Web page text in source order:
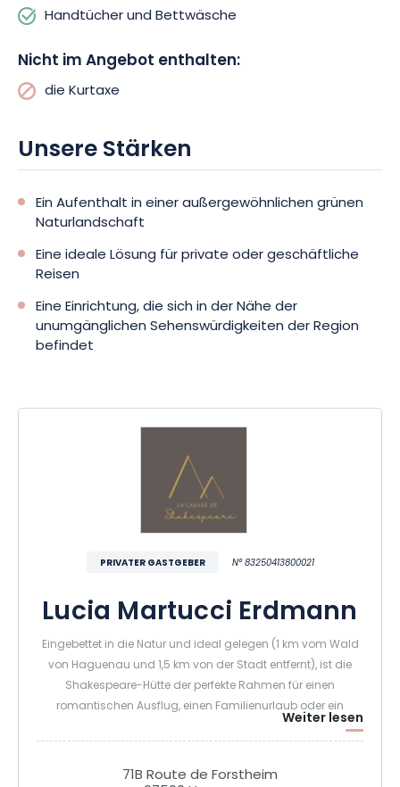
Handtücher und Bettwäsche
Nicht im Angebot enthalten:
die Kurtaxe
Unsere Stärken
Ein Aufenthalt in einer außergewöhnlichen grünen
Naturlandschaft
Eine ideale Lösung für private oder geschäftliche
Reisen
Eine Einrichtung, die sich in der Nähe der
unumgänglichen Sehenswürdigkeiten der Region
befindet
PRIVATER GASTGEBER N° 83250413800021
Lucia Martucci Erdmann
Eingebettet in die Natur und ideal gelegen (1 km vom Wald
von Haguenau und 1,5 km von der Stadt entfernt), ist die
Shakespeare-Hütte der perfekte Rahmen für einen
romantischen Ausflug, einen Familienurlaub oder ein
Abenteuer mit Freunden. Die Shakespeare-Hütte ist auch die
Unternehmen aus der Region. Sie bietet nämlich eine grüne
Weiter lesen
71B Route de Forstheim